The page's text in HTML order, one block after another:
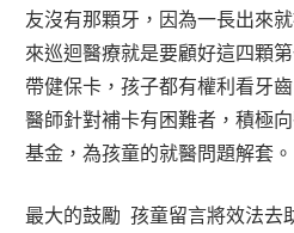
友沒有那顆牙，因為一長出來
來巡迴醫療就是要顧好這四顆
帶健保卡，孩子都有權利看牙
醫師針對補卡有困難者，積極
基金，為孩童的就醫問題解套。
最大的鼓勵 孩童留言將效法去